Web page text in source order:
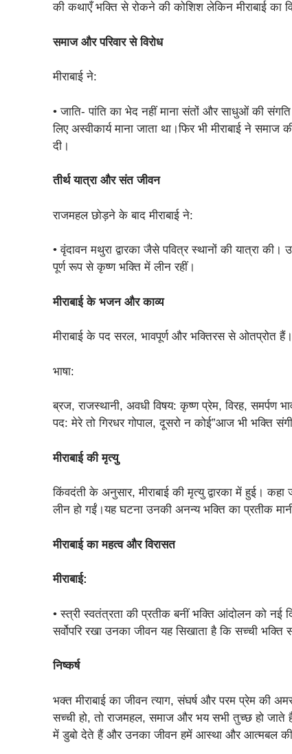
की कथाएँ भक्ति से रोकने की कोशिश लेकिन मीराबाई का
समाज और परिवार से विरोध
मीराबाई ने:
• जाति- पांति का भेद नहीं माना संतों और साधुओं की
लिए अस्वीकार्य माना जाता था।फिर भी मीराबाई ने समाज
दी।
तीर्थ यात्रा और संत जीवन
राजमहल छोड़ने के बाद मीराबाई ने:
• वृंदावन मथुरा द्वारका जैसे पवित्र स्थानों की यात्रा
पूर्ण रूप से कृष्ण भक्ति में लीन रहीं।
मीराबाई के भजन और काव्य
मीराबाई के पद सरल, भावपूर्ण और भक्तिरस से ओतप्रोत
भाषा:
ब्रज, राजस्थानी, अवधी विषय: कृष्ण प्रेम, विरह, समर्पण
पद: मेरे तो गिरधर गोपाल, दूसरो न कोई”आज भी भक्ति
मीराबाई की मृत्यु
किंवदंती के अनुसार, मीराबाई की मृत्यु द्वारका में हुई। कहा
लीन हो गईं।यह घटना उनकी अनन्य भक्ति का प्रतीक
मीराबाई का महत्व और विरासत
मीराबाई:
• स्त्री स्वतंत्रता की प्रतीक बनीं भक्ति आंदोलन को नई
सर्वोपरि रखा उनका जीवन यह सिखाता है कि सच्ची
निष्कर्ष
भक्त मीराबाई का जीवन त्याग, संघर्ष और परम प्रेम की
सच्ची हो, तो राजमहल, समाज और भय सभी तुच्छ हो
में डुबो देते हैं और उनका जीवन हमें आस्था और आत्मबल की